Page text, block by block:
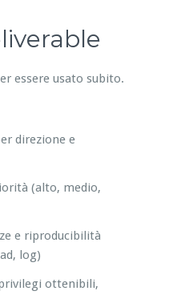
essere usato subito.
direzione e
(alto, medio,
e riproducibilità
log)
ottenibili,